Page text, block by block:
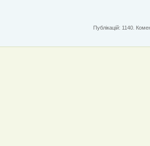
Публікацій: 1140.